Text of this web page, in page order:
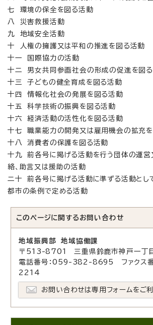
七 環境の保全を図る活動
八 災害救援活動
九 地域安全活動
十 人権の擁護又は平和の推進を図る活動
十一 国際協力の活動
十二 男女共同参画社会の形成の促進を図
十三 子どもの健全育成を図る活動
十四 情報化社会の発展を図る活動
十五 科学技術の振興を図る活動
十六 経済活動の活性化を図る活動
十七 職業能力の開発又は雇用機会の拡充
十八 消費者の保護を図る活動
十九 前各号に掲げる活動を行う団体の運営
絡、助言又は援助の活動
二十 前各号に掲げる活動に準ずる活動とし
都市の条例で定める活動
このページに関する お問い合わせ
地域振興部 地域協働課
〒513-8701 三重県鈴鹿市神戸一丁
電話番号：059-382-8695 ファクス
2214
お問い合わせは専用フォームをご